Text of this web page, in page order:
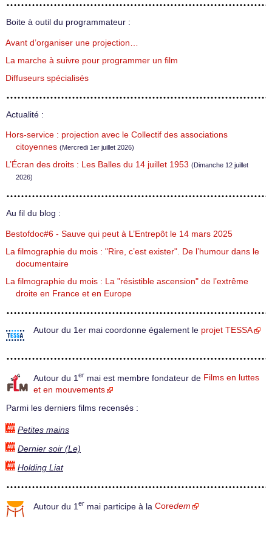
Boite à outil du programmateur :
Avant d’organiser une projection…
La marche à suivre pour programmer un film
Diffuseurs spécialisés
Actualité :
Hors-service : projection avec le Collectif des associations
citoyennes (Mercredi 1er juillet 2026)
L’Écran des droits : Les Balles du 14 juillet 1953 (Dimanche 12 juillet
2026)
Au fil du blog :
Bestofdoc#6 - Sauve qui peut à L’Entrepôt le 14 mars 2025
La filmographie du mois : "Rire, c’est exister". De l’humour dans le
documentaire
La filmographie du mois : La "résistible ascension" de l’extrême
droite en France et en Europe
Autour du 1er mai coordonne également le projet TESSA
Autour du 1 er mai est membre fondateur de Films en luttes
et en mouvements
Parmi les derniers films recensés :
Petites mains
Dernier soir (Le)
Holding Liat
Autour du 1 er mai participe à la Coredem